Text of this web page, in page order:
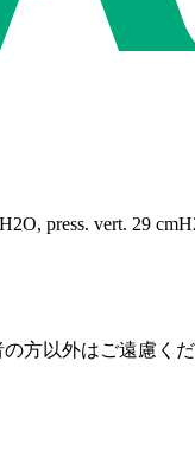
press. vert. 29
方以外はご遠慮く